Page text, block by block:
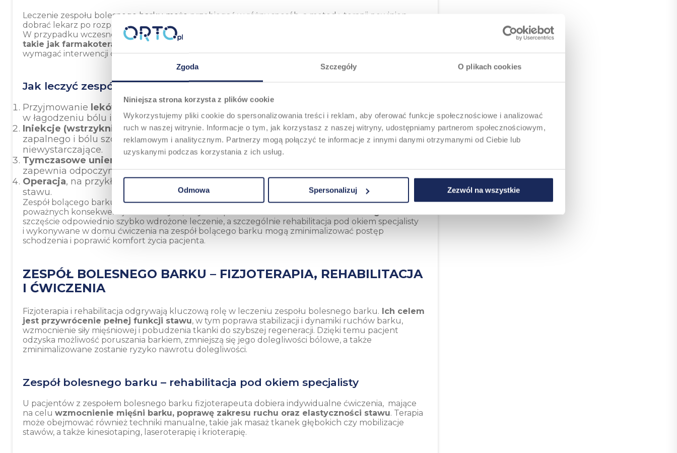
Zgoda Szczegóły O plikach cookies
Niniejsza strona korzysta z plików cookie
Wykorzystujemy pliki cookie do spersonalizowania treści i reklam, aby oferować funkcje społecznościowe i analizować
ruch w naszej witrynie. Informacje o tym, jak korzystasz z naszej witryny, udostępniamy partnerom społecznościowym,
reklamowym i analitycznym. Partnerzy mogą połączyć te informacje z innymi danymi otrzymanymi od Ciebie lub
uzyskanymi podczas korzystania z ich usług.
Odmowa Spersonalizuj Zezwól na wszystkie
Leczenie zespołu bolesnego barku może przebiegać w różny sposób, a metodę terapii powinien
dobrać lekarz po rozpoznaniu przyczyny dolegliwości i ustaleniu intensywności objawów.
W przypadku wczesnego wykrycia problemu zwykle dobre efekty dają
takie jak farmakoterapia i fizjoterapia
wymagać interwencji chirurgicznej.
Jak leczyć zespół bolącego barku? Stosowane rozwiązania
Przyjmowanie leków przeciwbólowych i przeciwzapalnych
w łagodzeniu bólu i zmniejszeniu stanu zapalnego.
Iniekcje (wstrzyknięcia) kortykosteroidówstosowane w celu zmniejszenia stanu
zapalnego i bólu szczególnie w przypadkach, gdy leczenie farmakologiczne jest
niewystarczające.
Tymczasowe unieruchomienie stawu barkowego
zapewnia odpoczynek uszkodzonym tkankom.
Operacja, na przykład artroskopia barku, naprawa uszkodzeń ścięgien lub wymiana
stawu.
Zespół bolącego barku toschorzenie postępujące, a ignorowanie objawów może prowadzić do
poważnych konsekwencji zdrowotnych, w tym doprowadzić do tzw.
szczęście odpowiednio szybko wdrożone leczenie, a szczególnie rehabilitacja pod okiem specjalisty
i wykonywane w domu ćwiczenia na zespół bolącego barku mogą zminimalizować postęp
schodzenia i poprawić komfort życia pacjenta.
ZESPÓŁ BOLESNEGO BARKU – FIZJOTERAPIA, REHABILITACJA
I ĆWICZENIA
Fizjoterapia i rehabilitacja odgrywają kluczową rolę w leczeniu zespołu bolesnego barku. Ich celem
jest przywrócenie pełnej funkcji stawu, w tym poprawa stabilizacji i dynamiki ruchów barku,
wzmocnienie siły mięśniowej i pobudzenia tkanki do szybszej regeneracji. Dzięki temu pacjent
odzyska możliwość poruszania barkiem, zmniejszą się jego dolegliwości bólowe, a także
zminimalizowane zostanie ryzyko nawrotu dolegliwości.
Zespół bolesnego barku – rehabilitacja pod okiem specjalisty
U pacjentów z zespołem bolesnego barku fizjoterapeuta dobiera indywidualne ćwiczenia, mające
na celu wzmocnienie mięśni barku, poprawę zakresu ruchu oraz elastyczności stawu. Terapia
może obejmować również techniki manualne, takie jak masaż tkanek głębokich czy mobilizacje
stawów, a także kinesiotaping, laseroterapię i krioterapię.